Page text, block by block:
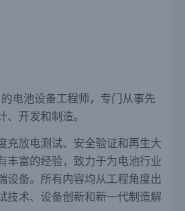
电池设备工程师，专门从事先
、开发和制造。.
充放电测试、安全验证和再生大
丰富的经验，致力于为电池行业
设备。所有内容均从工程角度出
技术、设备创新和新一代制造解